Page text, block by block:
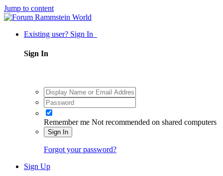
Jump to content
Existing user? Sign In
Sign In
Remember me Not recommended on shared computers
Sign In
Forgot your password?
Sign Up